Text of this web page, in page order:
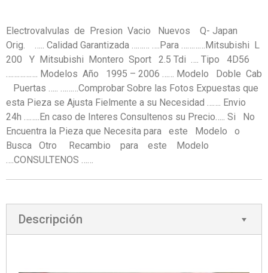
Electrovalvulas de Presion Vacio Nuevos Q- Japan
Orig. ….. Calidad Garantizada ……… ….Para …………Mitsubishi L
200 Y Mitsubishi Montero Sport 2.5 Tdi …. Tipo 4D56
……………. Modelos Año 1995 – 2006 …… Modelo Doble Cab
Puertas ….. ………Comprobar Sobre las Fotos Expuestas que
esta Pieza se Ajusta Fielmente a su Necesidad ……. Envio
24h ……..En caso de Interes Consultenos su Precio….. Si No
Encuentra la Pieza que Necesita para este Modelo o
Busca Otro Recambio para este Modelo
….CONSULTENOS ……
Descripción